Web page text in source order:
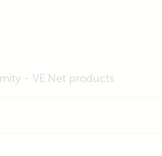
- VE.Net products